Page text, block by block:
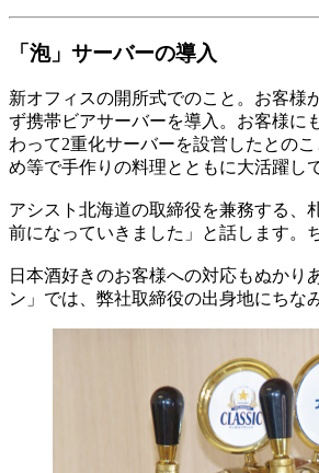
「泡」サーバーの導入
新オフィスの開所式でのこと。お客様
ず携帯ビアサーバーを導入。お客様に
わって2重化サーバーを設営したとの
め等で手作りの料理とともに大活躍し
アシスト北海道の取締役を兼務する、
前になっていきました」と話します。
日本酒好きのお客様への対応もぬかり
ン」では、弊社取締役の出身地にちな